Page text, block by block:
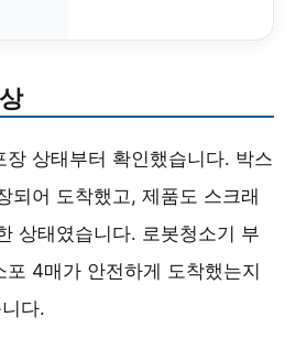
장 상태부터 확인했습니다. 박스
되어 도착했고, 제품도 스크래
상태였습니다. 로봇청소기 부
포 4매가 안전하게 도착했는지
다.